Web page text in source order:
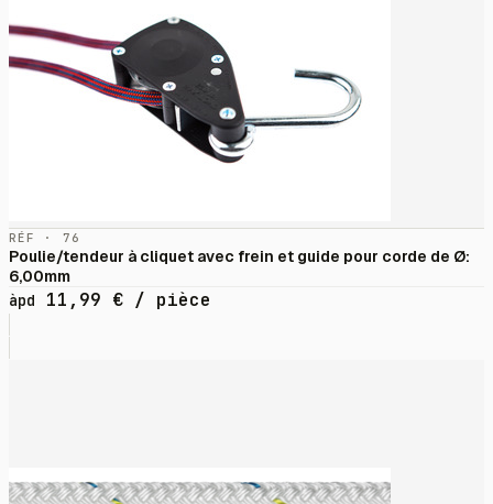
RÉF · 76
Poulie/tendeur à cliquet avec frein et guide pour corde de Ø:
6,00mm
àpd
11,99 € / pièce